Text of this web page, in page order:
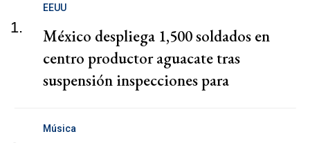
1.
EEUU
México despliega 1,500 soldados en
centro productor aguacate tras
suspensión inspecciones para
Música